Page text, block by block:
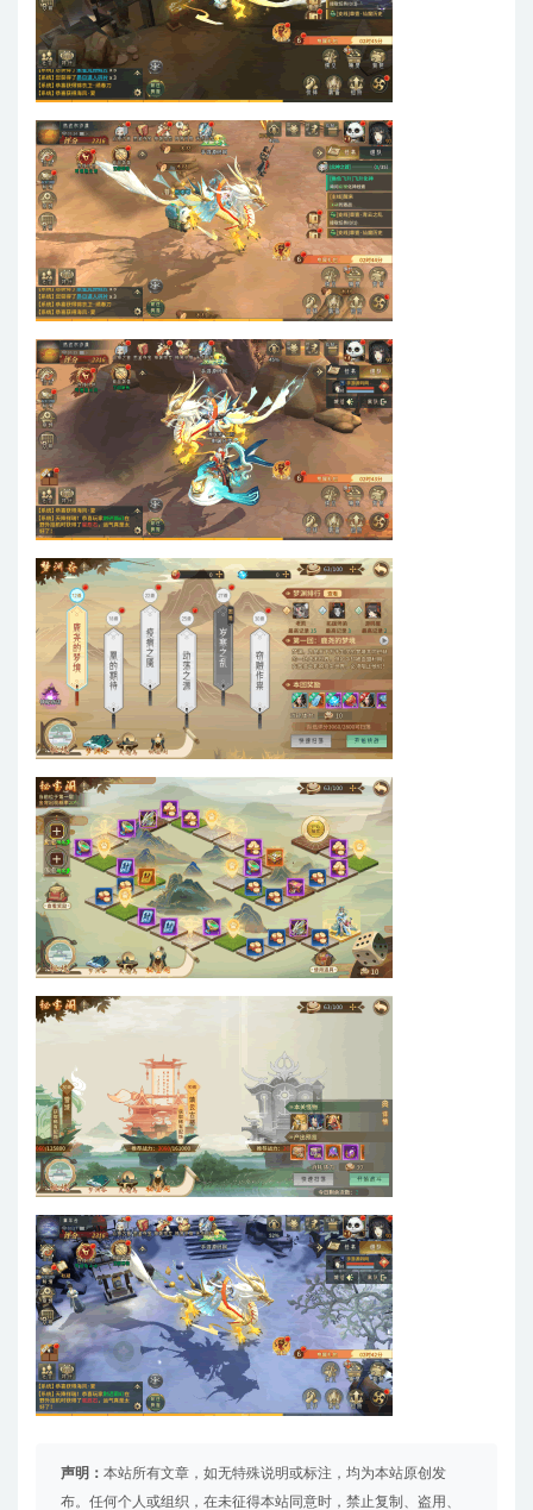
声明： 本站所有文章，如无特殊说明或标注，均为本站原创发
布。任何个人或组织，在未征得本站同意时，禁止复制、盗用、